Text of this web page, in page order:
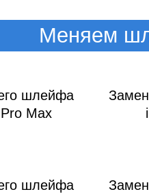
Меняем
шлейфа
Max
шлейфа